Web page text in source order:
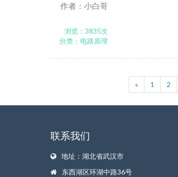
作者：小白哥
浏览：3835次
分类：电路原理
« 1 2
联系我们
地址：湖北省武汉市
东西湖区环湖中路36号